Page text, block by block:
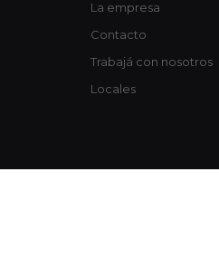
La empresa
Contacto
Trabajá con nosotros
Locales